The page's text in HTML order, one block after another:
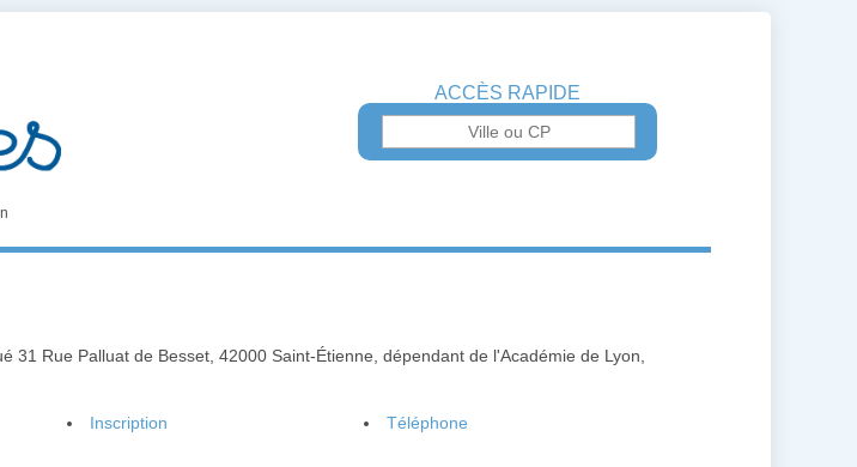
ACCÈS RAPIDE
31 Rue Palluat de Besset, 42000 Saint-Étienne, dépendant de l'Académie de Lyon,
Inscription Téléphone